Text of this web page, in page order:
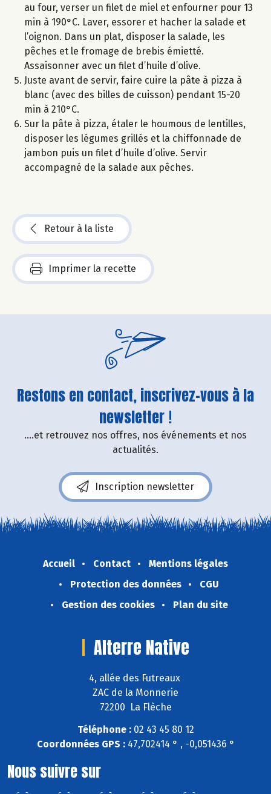
au four, verser un filet de miel et enfourner pour 13
min à 190°C. Laver, essorer et hacher la salade et
l’oignon. Dans un plat, disposer la salade, les
pêches et le fromage de brebis émietté.
Assaisonner avec un filet d’huile d’olive.
Juste avant de servir, faire cuire la pâte à pizza à
blanc (avec des billes de cuisson) pendant 15-20
min à 210°C.
Sur la pâte à pizza, étaler le houmous de lentilles,
disposer les légumes grillés et la chiffonnade de
jambon puis un filet d’huile d’olive. Servir
accompagné de la salade aux pêches.
Retour à la liste
Imprimer la recette
Restons en contact, inscrivez-vous à la
newsletter !
....et retrouvez nos offres, nos événements et nos
actualités.
Inscription newsletter
Accueil Contact
Mentions légales
Protection des données
CGU
Gestion des cookies
Plan du site
Alterre Native
4, allée des Futreaux
ZAC de la Monnerie
72200 La Flèche
Téléphone :02 43 45 80 12
Coordonnées GPS :47,702414 ° , -0,051436 °
Nous suivre sur